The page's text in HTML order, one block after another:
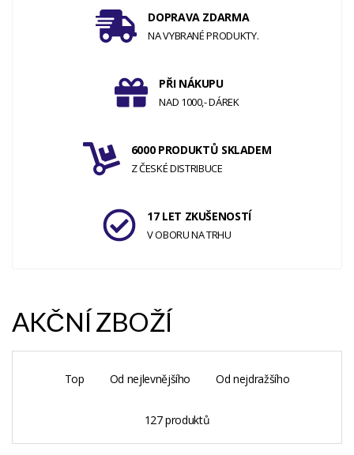
DOPRAVA ZDARMA
NA VYBRANÉ PRODUKTY.
PŘI NÁKUPU
NAD 1000,- DÁREK
6000 PRODUKTŮ SKLADEM
Z ČESKÉ DISTRIBUCE
17 LET ZKUŠENOSTÍ
V OBORU NA TRHU
AKČNÍ ZBOŽÍ
Top Od nejlevnějšího Od nejdražšího
127 produktů